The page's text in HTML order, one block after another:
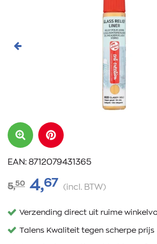
Vorige
EAN: 8712079431365
5,50 4,67 (incl. BTW)
Verzending direct uit ruime
Talens Kwaliteit tegen scherpe prijs